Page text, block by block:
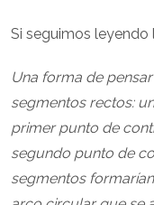
Si seguimos
Una forma de
segmentos rectos:
primer punto de
segundo punto de
segmentos